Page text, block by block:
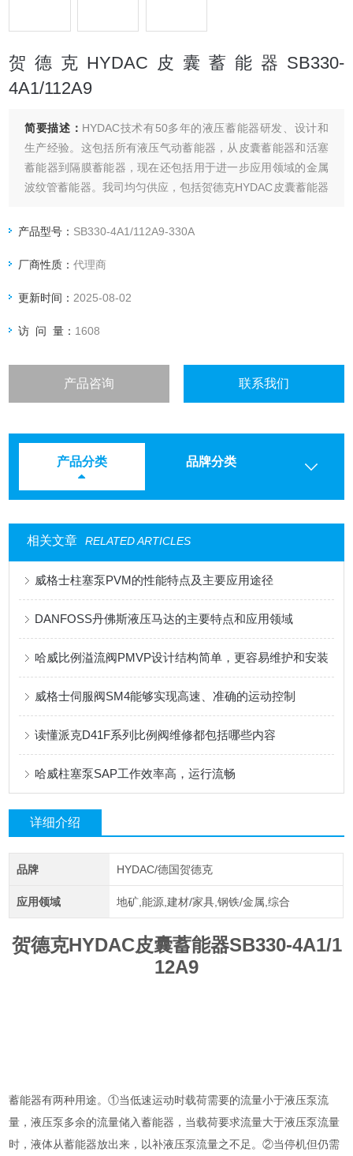
贺德克HYDAC皮囊蓄能器SB330-
4A1/112A9
简要描述： HYDAC技术有50多年的液压蓄能器研发、设计和
生产经验。这包括所有液压气动蓄能器，从皮囊蓄能器和活塞
蓄能器到隔膜蓄能器，现在还包括用于进一步应用领域的金属
波纹管蓄能器。我司均匀供应，包括贺德克HYDAC皮囊蓄能器
产品型号： SB330-4A1/112A9-330A
厂商性质：代理商
更新时间： 2025-08-02
访 问 量： 1608
产品咨询 联系我们
产品分类 品牌分类
相关文章 RELATED ARTICLES
威格士柱塞泵PVM的性能特点及主要应用途径
DANFOSS丹佛斯液压马达的主要特点和应用领域
哈威比例溢流阀PMVP设计结构简单，更容易维护和安装
威格士伺服阀SM4能够实现高速、准确的运动控制
读懂派克D41F系列比例阀维修都包括哪些内容
哈威柱塞泵SAP工作效率高，运行流畅
详细介绍
品牌 HYDAC/德国贺德克
应用领域 地矿,能源,建材/家具,钢铁/金属,综合
贺德克HYDAC皮囊蓄能器SB330-4A1/1
12A9
蓄能器有两种用途。①当低速运动时载荷需要的流量小于液压泵流
量，液压泵多余的流量储入蓄能器，当载荷要求流量大于液压泵流量
时，液体从蓄能器放出来，以补液压泵流量之不足。②当停机但仍需